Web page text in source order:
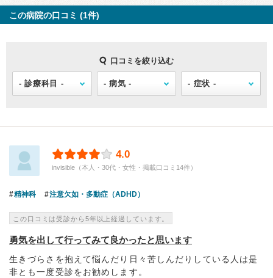
この病院の口コミ (1件)
口コミを絞り込む
4.0
invisible（本人・30代・女性・掲載口コミ14件）
精神科 注意欠如・多動症（ADHD）
この口コミは受診から5年以上経過しています。
勇気を出して行ってみて良かったと思います
生きづらさを抱えて悩んだり日々苦しんだりしている人は是
非とも一度受診をお勧めします。